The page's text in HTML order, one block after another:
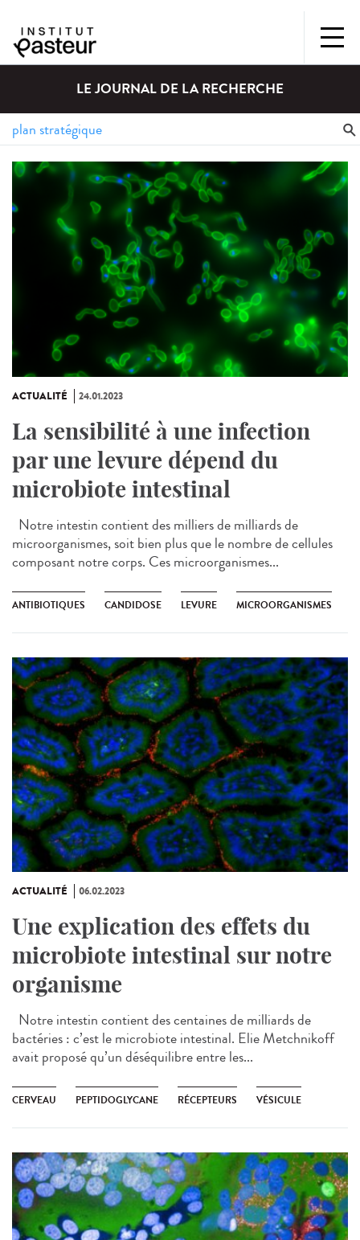
LE JOURNAL DE LA RECHERCHE
ACTUALITÉ 24.01.2023
La sensibilité à une infection
par une levure dépend du
microbiote intestinal
Notre intestin contient des milliers de milliards de
microorganismes, soit bien plus que le nombre de cellules
composant notre corps. Ces microorganismes...
ANTIBIOTIQUES CANDIDOSE LEVURE MICROORGANISMES
ACTUALITÉ 06.02.2023
Une explication des effets du
microbiote intestinal sur notre
organisme
Notre intestin contient des centaines de milliards de
bactéries : c’est le microbiote intestinal. Elie Metchnikoff
avait proposé qu’un déséquilibre entre les...
CERVEAU PEPTIDOGLYCANE RÉCEPTEURS VÉSICULE